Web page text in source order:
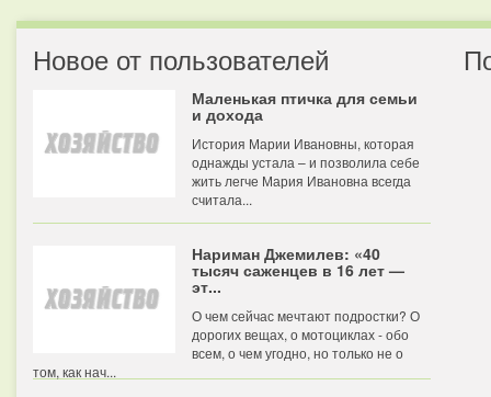
Новое от пользователей
Маленькая птичка для семьи
и дохода
История Марии Ивановны, которая
однажды устала – и позволила себе
жить легче Мария Ивановна всегда
считала...
Нариман Джемилев: «40
тысяч саженцев в 16 лет —
эт...
О чем сейчас мечтают подростки? О
дорогих вещах, о мотоциклах - обо
всем, о чем угодно, но только не о
том, как нач...